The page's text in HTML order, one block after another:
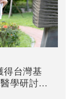
得台灣基
學研討